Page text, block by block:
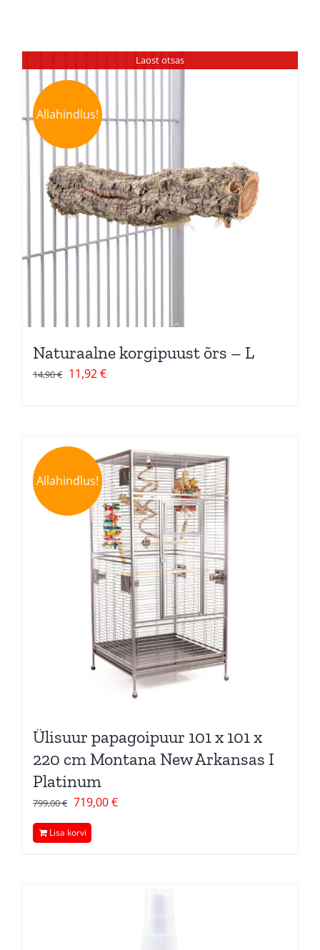
Laost otsas
Allahindlus!
Naturaalne korgipuust õrs – L
14,90€ Algne
11,92€Current
Allahindlus!
Ülisuur papagoipuur 101 x 101 x
220 cm Montana New Arkansas I
Platinum
799,00€ Algne
hind
oli:
719,00€Current
Lisa korvi